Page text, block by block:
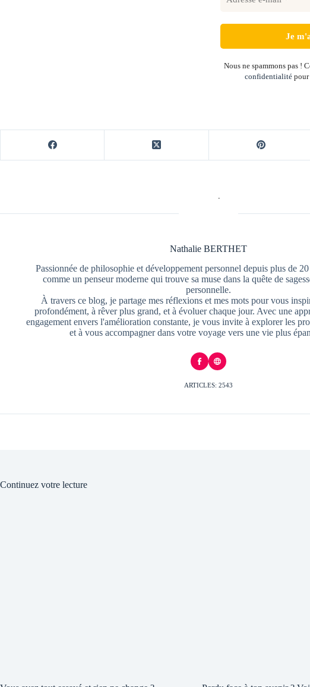
Nous ne spammons pas !
confidentialité pour
Nathalie BERTHET
Passionnée de philosophie et développement personnel depuis plus de
comme un penseur moderne qui trouve sa muse dans la quête de
personnelle.
À travers ce blog, je partage mes réflexions et mes mots pour vous
profondément, à rêver plus grand, et à évoluer chaque jour. Avec une
engagement envers l'amélioration constante, je vous invite à explorer les
et à vous accompagner dans votre voyage vers une vie plus
ARTICLES: 2543
Continuez votre lecture